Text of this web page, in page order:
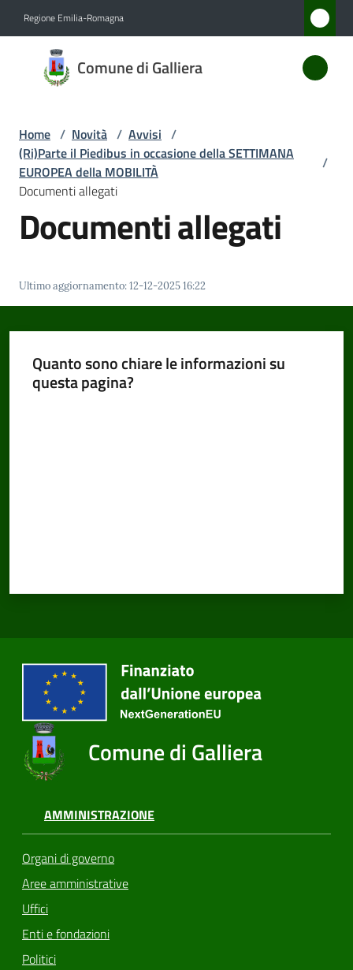
Regione Emilia-Romagna
Comune di Galliera
Comune
di
Amministrazione
Novità
Menu selezionato
Home / Novità / Avvisi /
(Ri)Parte il Piedibus in occasione della SETTIMANA
EUROPEA della MOBILITÀ
/
Documenti allegati
Documenti allegati
Ultimo aggiornamento:12-12-2025 16:22
Quanto sono chiare le informazioni su
questa pagina?
Comune di Galliera
AMMINISTRAZIONE
Organi di governo
Aree amministrative
Uffici
Enti e fondazioni
Politici